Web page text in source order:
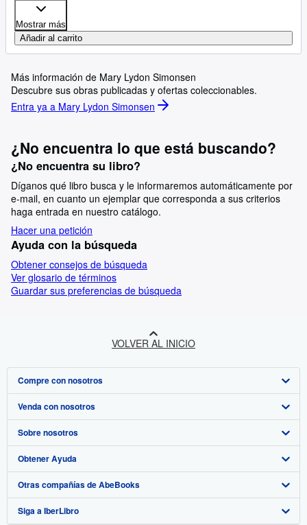
Mostrar más
Añadir al carrito
Más información de Mary Lydon Simonsen
Descubre sus obras publicadas y ofertas coleccionables.
Entra ya a Mary Lydon Simonsen
¿No encuentra lo que está buscando?
¿No encuentra su libro?
Díganos qué libro busca y le informaremos automáticamente por
e-mail, en cuanto un ejemplar que corresponda a sus criterios
haga entrada en nuestro catálogo.
Hacer una petición
Ayuda con la búsqueda
Obtener consejos de búsqueda
Ver glosario de términos
Guardar sus preferencias de búsqueda
VOLVER AL INICIO
Compre con nosotros
Búsqueda avanzada
Colecciones
Mi cuenta
Mis pedidos
Ver carrito
Venda con nosotros
Comenzar a vender
Únase a nuestro programa de afiliados
Recomiende un vendedor
Sobre nosotros
Sobre IberLibro
Medios
Empleo
Obtener Ayuda
Preguntas frecuentes y guías
Atención al Cliente
Otras compañías de AbeBooks
AbeBooks.com
Siga a IberLibro